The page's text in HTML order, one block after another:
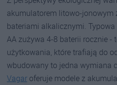
akumulatorem litowo-jonowym
bateriami alkalicznymi.
AA zużywa 4-8 baterii rocznie -
użytkowania, które trafiają do
wbudowany to jedna wymiana
Vagar oferuje modele z